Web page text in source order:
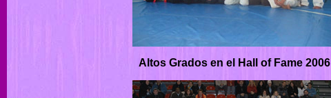
Altos Grados en el Hall of Fame 2006